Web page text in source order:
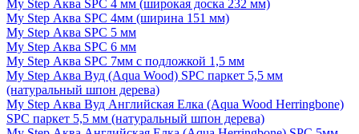
My Step Аква SPC 4 мм (широкая доска 232 мм)
My Step Аква SPC 4мм (ширина 151 мм)
My Step Аква SPC 5 мм
My Step Аква SPC 6 мм
My Step Аква SPC 7мм c подложкой 1,5 мм
My Step Аква Вуд (Aqua Wood) SPC паркет 5,5 мм
(натуральный шпон дерева)
My Step Аква Вуд Английская Елка (Aqua Wood Herringbone)
SPC паркет 5,5 мм (натуральный шпон дерева)